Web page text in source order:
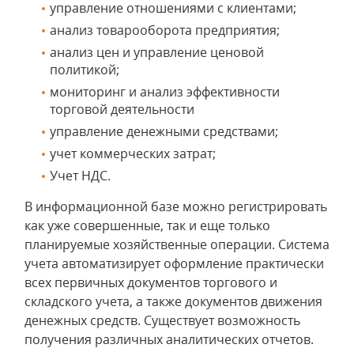
управление отношениями с клиентами;
анализ товарооборота предприятия;
анализ цен и управление ценовой
политикой;
мониторинг и анализ эффективности
торговой деятельности
управление денежными средствами;
учет коммерческих затрат;
Учет НДС.
В информационной базе можно регистрировать
как уже совершенные, так и еще только
планируемые хозяйственные операции. Система
учета автоматизирует оформление практически
всех первичных документов торгового и
складского учета, а также документов движения
денежных средств. Существует возможность
получения различных аналитических отчетов.